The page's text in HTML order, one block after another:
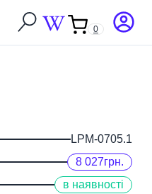
0
LPM-0705.1
8 027грн.
в наявності